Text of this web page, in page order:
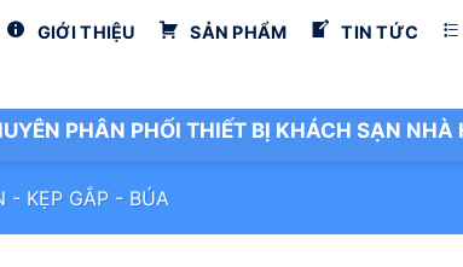
GIỚI THIỆU SẢN PHẨM TIN TỨC
PHÂN PHỐI THIẾT BỊ KHÁCH SẠN
- KẸP GẮP - BÚA